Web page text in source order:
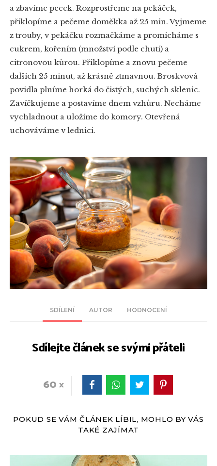
SDÍLENÍ AUTOR HODNOCENÍ
Sdílejte článek se svými přáteli
60
a zbavíme pecek. Rozprostřeme na pekáček,
přiklopíme a pečeme doměkka až 25 min. Vyjmeme
z trouby, v pekáčku rozmačkáme a promícháme s
cukrem, kořením (množství podle chuti) a
citronovou kůrou. Přiklopíme a znovu pečeme
dalších 25 minut, až krásně ztmavnou. Broskvová
povidla plníme horká do čistých, suchých sklenic.
Zavíčkujeme a postavíme dnem vzhůru. Necháme
vychladnout a uložíme do komory. Otevřená
uchováváme v lednici.
POKUD SE VÁM ČLÁNEK LÍBIL, MOHLO BY VÁS
TAKÉ ZAJÍMAT